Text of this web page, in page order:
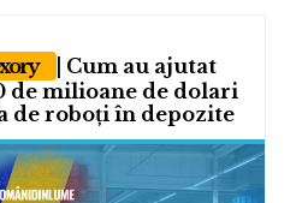
| Cum au ajutat
de milioane de dolari
de roboți în depozite